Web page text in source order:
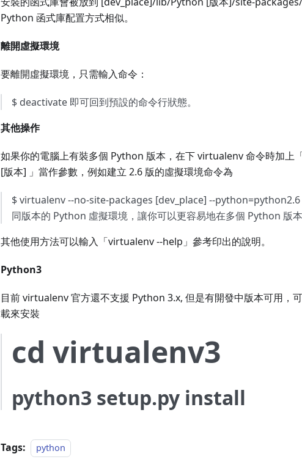
Python 函式庫配置方式相似。
離開虛擬環境
要離開虛擬環境，只需輸入命令：
$ deactivate 即可回到預設的命令行狀態。
其他操作
如果你的電腦上有裝多個 Python 版本，在下 virtualenv 命令時加
[版本] 」當作參數，例如建立 2.6 版的虛擬環境命令為
$ virtualenv --no-site-packages [dev_place] --python=python2.6
同版本的 Python 虛擬環境，讓你可以更容易地在多個 Python 版本
其他使用方法可以輸入「virtualenv --help」參考印出的說明。
Python3
目前 virtualenv 官方還不支援 Python 3.x, 但是有開發中版本可用，
載來安裝
cd virtualenv3
python3 setup.py install
Tags: python